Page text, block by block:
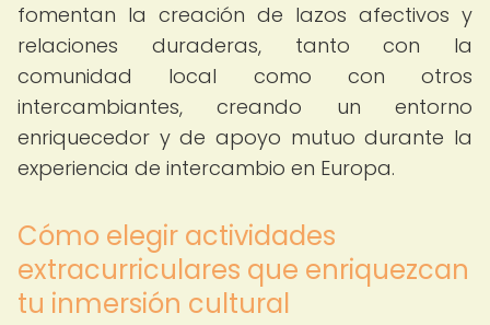
fomentan la creación de lazos afectivos y
relaciones duraderas, tanto con la
comunidad local como con otros
intercambiantes, creando un entorno
enriquecedor y de apoyo mutuo durante la
experiencia de intercambio en Europa.
Cómo elegir actividades
extracurriculares que enriquezcan
tu inmersión cultural